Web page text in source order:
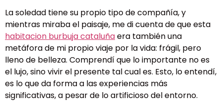
La soledad tiene su propio tipo de compañía, y
mientras miraba el paisaje, me di cuenta de que esta
habitacion burbuja cataluñaera también una
metáfora de mi propio viaje por la vida: frágil, pero
lleno de belleza. Comprendí que lo importante no es
el lujo, sino vivir el presente tal cual es. Esto, lo entendí,
es lo que da forma a las experiencias más
significativas, a pesar de lo artificioso del entorno.